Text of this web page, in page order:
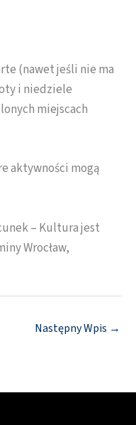
(nawet jeśli nie ma
i niedziele
miejscach
aktywności mogą
– Kultura jest
Wrocław,
Następny Wpis →